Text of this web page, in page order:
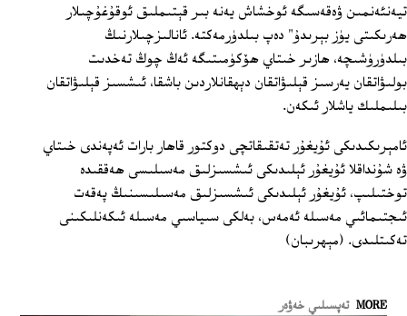
تيەنئەنمىن ۋەقەسىگە ئوخشاش يەنە بىر قېتىملىق ئوقۇغۇچىلار
ھەرىكىتى يۈز بېرىدۇ" دەپ بىلدۈرمەكتە. ئانالىزچىلارنىڭ
بىلدۈرۈشىچە، ھازىر خىتاي ھۆكۈمىتىگە ئەڭ چوڭ تەخدىت
بولىۋاتقان يەرسىز قېلىۋاتقان دېھقانلاردىن باشقا، ئىشسىز قېلىۋاتقان
بىلىملىك ياشلار ئىكەن.
ئامېرىكىدىكى ئۇيغۇر تەتقىقاتچى دوكتور قاھار بارات ئەپەندى خىتاي
ۋە شۇنداقلا ئۇيغۇر ئېلىدىكى ئىشسىزلىق مەسىلىسى ھەققىدە
توختىلىپ، ئۇيغۇر ئېلىدىكى ئىشسىزلىق مەسىلىسىنىڭ پەقەت
ئىجتىمائىي مەسىلە ئەمەس، بەلكى سىياسىي مەسىلە ئىكەنلىكىنى
تەكىتلىدى. (مېھرىبان)
MORE تەپسىلىي خەۋەر